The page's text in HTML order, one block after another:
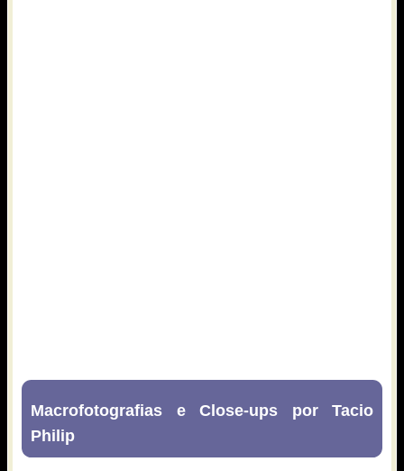
Macrofotografias e Close-ups por Tacio
Philip